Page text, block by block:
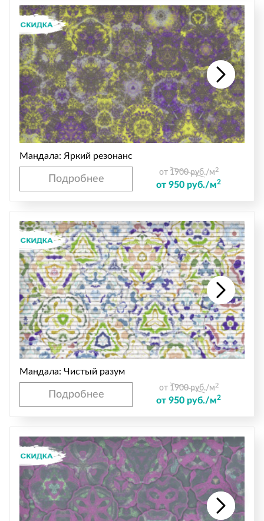
Мандала: Яркий резонанс
Подробнее
от 1900 руб./м 2
от 950 руб./м2
Мандала: Чистый разум
Подробнее
от 1900 руб./м 2
от 950 руб./м2